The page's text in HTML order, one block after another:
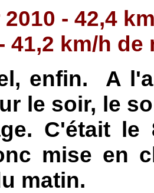
- 42,4
41,2 km/h de
enfin. A
le soir, le
C'était le
mise en
matin.